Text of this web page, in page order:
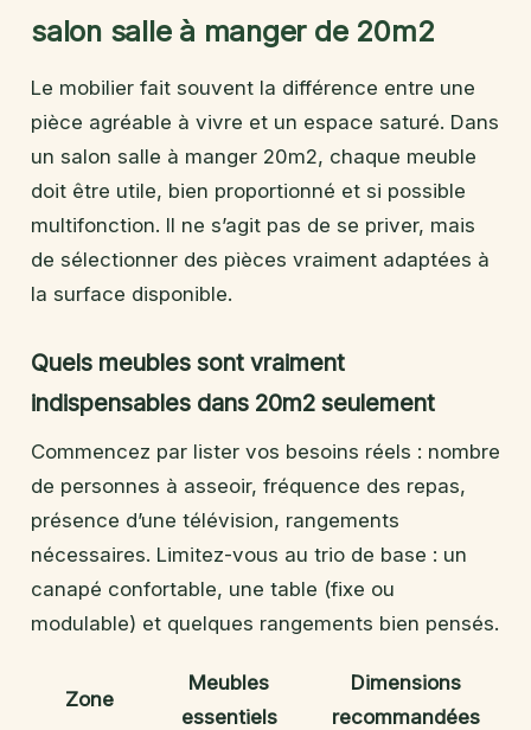
salon salle à manger de 20m2
Le mobilier fait souvent la différence entre une
pièce agréable à vivre et un espace saturé. Dans
un salon salle à manger 20m2, chaque meuble
doit être utile, bien proportionné et si possible
multifonction. Il ne s’agit pas de se priver, mais
de sélectionner des pièces vraiment adaptées à
la surface disponible.
Quels meubles sont vraiment
indispensables dans 20m2 seulement
Commencez par lister vos besoins réels : nombre
de personnes à asseoir, fréquence des repas,
présence d’une télévision, rangements
nécessaires. Limitez-vous au trio de base : un
canapé confortable, une table (fixe ou
modulable) et quelques rangements bien pensés.
Zone
Meubles
essentiels
Dimensions
recommandées